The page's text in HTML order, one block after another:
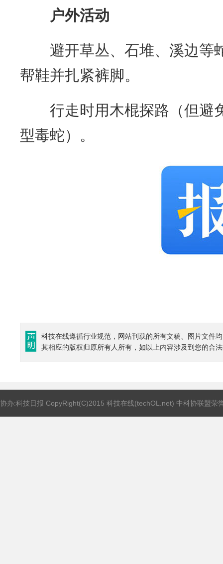
户外活动
避开草丛、石堆、溪边等
帮鞋并扎紧裤脚。
行走时用木棍探路（但避免
型毒蛇）。
科技在线遵循行业规范，网站刊载的所有文稿、图片文件
其相应的版权归原所有人所有，如以上内容涉及到您的合
协办:科技日报 CopyRight(C)2015 科技在线(techOL.net) 中科协联盟荣